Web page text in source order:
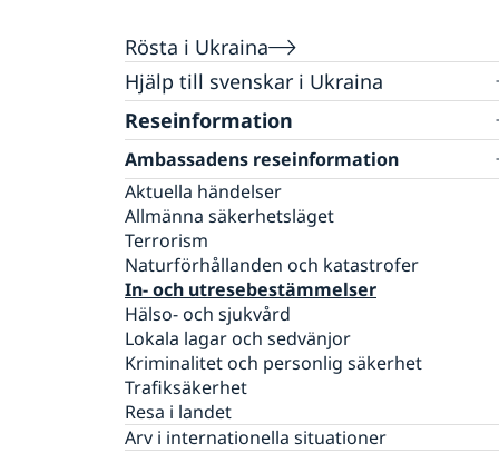
Rösta i Ukraina
Hjälp till svenskar i Ukraina
Rösta i Ukraina
Legaliseringar
Avgifter
Gifta sig i Ukraina
Pass och medborgarskap
Förlust av pass
Pass för vuxna
Pass för barn under 18 år
Registrera nyfödd i Ukraina
Nationellt ID-kort
Provisoriskt pass
Dubbelt medborgarskap
Om svenskt medborgarskap
Akut hjälp
Larmcentraler
Dödsfall
Juridisk hjälp i Ukraina
Om du blir sjuk eller råkar ut för en olycka i
Ukraina
Ekonomiskt nödställd i Ukraina
Reseinformation
Ambassadens reseinformation
Aktuella händelser
Allmänna säkerhetsläget
Terrorism
Naturförhållanden och katastrofer
In- och utresebestämmelser
Hälso- och sjukvård
Lokala lagar och sedvänjor
Kriminalitet och personlig säkerhet
Trafiksäkerhet
Resa i landet
Arv i internationella situationer